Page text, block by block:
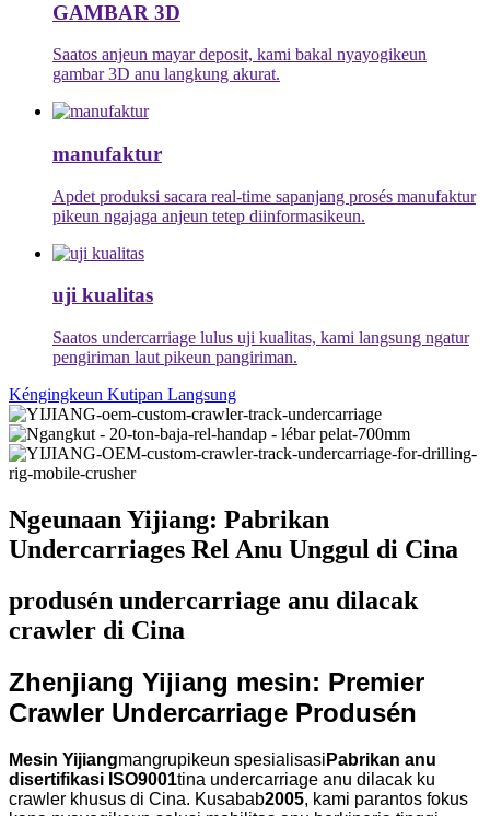
GAMBAR 3D
Saatos anjeun mayar deposit, kami bakal nyayogikeun
gambar 3D anu langkung akurat.
manufaktur
Apdet produksi sacara real-time sapanjang prosés manufaktur
pikeun ngajaga anjeun tetep diinformasikeun.
uji kualitas
Saatos undercarriage lulus uji kualitas, kami langsung ngatur
pengiriman laut pikeun pangiriman.
Kéngingkeun Kutipan Langsung
Ngeunaan Yijiang: Pabrikan
Undercarriages Rel Anu Unggul di Cina
produsén undercarriage anu dilacak
crawler di Cina
Zhenjiang Yijiang mesin: Premier
Crawler Undercarriage Produsén
Mesin Yijiangmangrupikeun spesialisasi Pabrikan anu
disertifikasi ISO9001tina undercarriage anu dilacak ku
crawler khusus di Cina. Kusabab2005, kami parantos fokus